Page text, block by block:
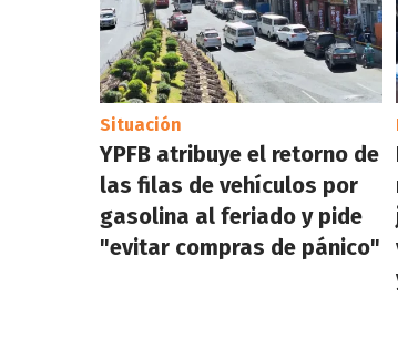
Situación
YPFB atribuye el retorno de
las filas de vehículos por
gasolina al feriado y pide
"evitar compras de pánico"